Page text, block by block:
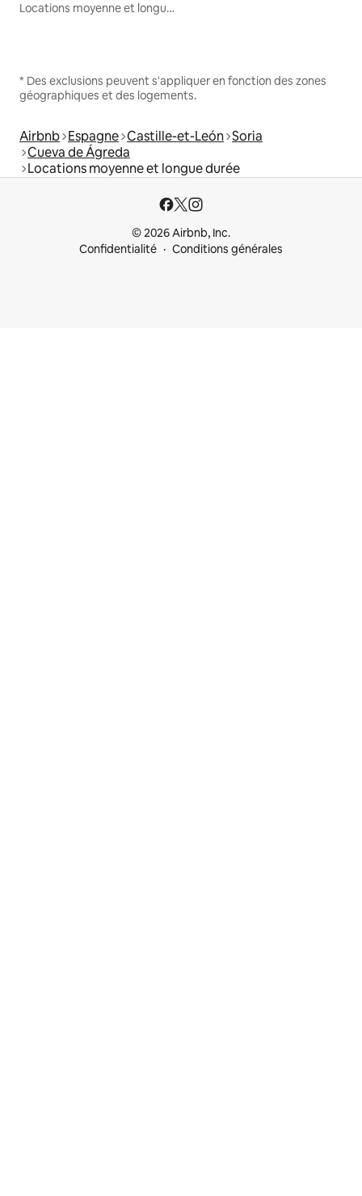
Locations moyenne et longue durée
* Des exclusions peuvent s'appliquer en fonction des zones
géographiques et des logements.
Airbnb Espagne Castille-et-León Soria
Cueva de Ágreda
Locations moyenne et longue durée
© 2026 Airbnb, Inc.
Confidentialité
Conditions générales